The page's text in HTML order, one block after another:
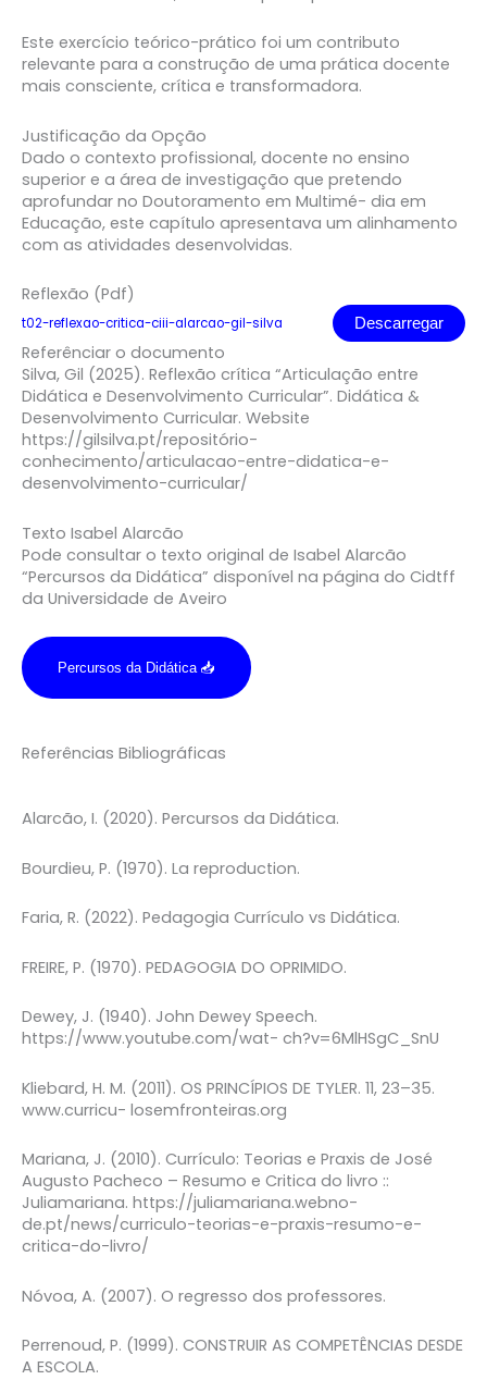
Este exercício teórico-prático foi um contributo
relevante para a construção de uma prática docente
mais consciente, crítica e transformadora.
Justificação da Opção
Dado o contexto profissional, docente no ensino
superior e a área de investigação que pretendo
aprofundar no Doutoramento em Multimé- dia em
Educação, este capítulo apresentava um alinhamento
com as atividades desenvolvidas.
Reflexão (Pdf)
t02-reflexao-critica-ciii-alarcao-gil-silva Descarregar
Referênciar o documento
Silva, Gil (2025). Reflexão crítica “Articulação entre
Didática e Desenvolvimento Curricular”. Didática &
Desenvolvimento Curricular. Website
https://gilsilva.pt/repositório-
conhecimento/articulacao-entre-didatica-e-
desenvolvimento-curricular/
Texto Isabel Alarcão
Pode consultar o texto original de Isabel Alarcão
“Percursos da Didática” disponível na página do Cidtff
da Universidade de Aveiro
Percursos da Didática 📥
Referências Bibliográficas
Alarcão, I. (2020). Percursos da Didática.
Bourdieu, P. (1970). La reproduction.
Faria, R. (2022). Pedagogia Currículo vs Didática.
FREIRE, P. (1970). PEDAGOGIA DO OPRIMIDO.
Dewey, J. (1940). John Dewey Speech.
https://www.youtube.com/wat- ch?v=6MlHSgC_SnU
Kliebard, H. M. (2011). OS PRINCÍPIOS DE TYLER. 11, 23–35.
www.curricu- losemfronteiras.org
Mariana, J. (2010). Currículo: Teorias e Praxis de José
Augusto Pacheco – Resumo e Critica do livro ::
Juliamariana. https://juliamariana.webno-
de.pt/news/curriculo-teorias-e-praxis-resumo-e-
critica-do-livro/
Nóvoa, A. (2007). O regresso dos professores.
Perrenoud, P. (1999). CONSTRUIR AS COMPETÊNCIAS DESDE
A ESCOLA.